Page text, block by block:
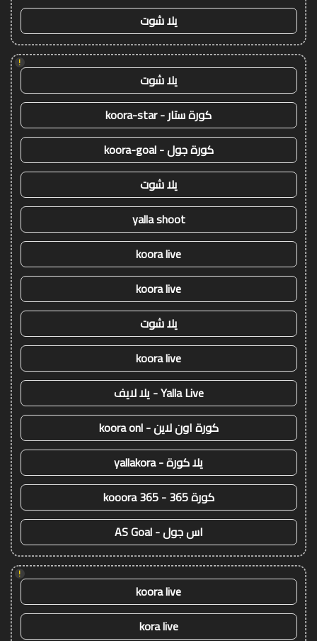
يلا شوت
!
يلا شوت
كورة ستار - koora-star
كورة جول - koora-goal
يلا شوت
yalla shoot
koora live
koora live
يلا شوت
koora live
Yalla Live - يلا لايف
كورة اون لاين - koora onl
يلا كورة - yallakora
كورة 365 - kooora 365
اس جول - AS Goal
!
koora live
kora live